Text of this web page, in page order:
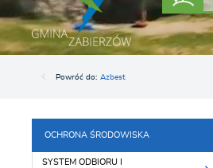
Powróć do: Azbest
OCHRONA ŚRODOWISKA
SYSTEM ODBIORU I